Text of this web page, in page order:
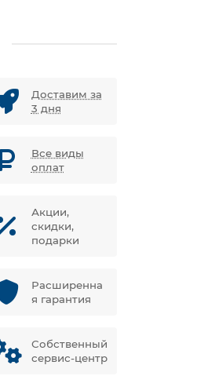
Доставим за
3 дня
Все виды
оплат
Акции,
скидки,
подарки
Расширенна
я гарантия
Собственный
сервис-центр